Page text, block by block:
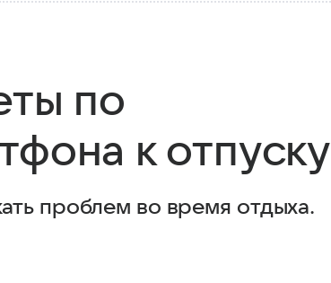
по
к отпуску
проблем во время отдыха.